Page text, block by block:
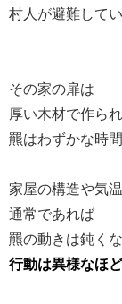
村人が避難して
その家の扉は
厚い木材で作ら
羆はわずかな時
家屋の構造や気
通常であれば
羆の動きは鈍く
行動は異様なほ